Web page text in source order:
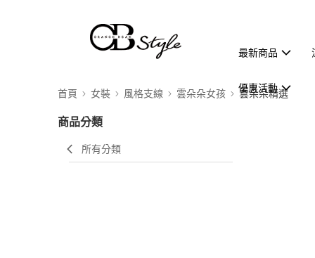
最新商品
優惠活動
首頁 女裝 風格支線 雲朵朵女孩 雲朵朵精選
商品分類
所有分類